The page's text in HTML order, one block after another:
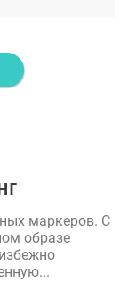
маркеров. С
образе